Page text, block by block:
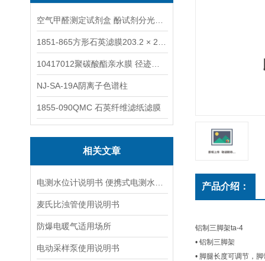
NJ-SA-19A阴离子色谱柱
1855-090QMC 石英纤维滤纸滤膜
相关文章
麦氏比浊管使用说明书
防爆电暖气适用场所
电动采样泵使用说明书
产品介绍：
铝制三脚架ta-4
• 铝制三脚架
• 脚腿长度可调节，